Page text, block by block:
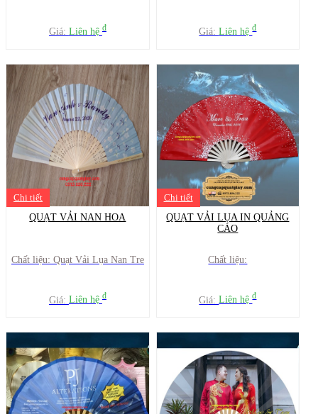
Giá: Liên hệ đ Giá:Liên hệđ
Chi tiết
QUẠT VẢI NAN HOA
Chất liệu: Quạt Vải Lụa Nan Tre
Giá: Liên hệ đ
Chi tiết
QUẠT VẢI LỤA IN QUẢNG
CÁO
Chất liệu:
Giá:Liên hệđ